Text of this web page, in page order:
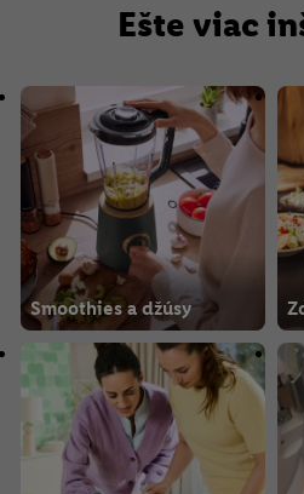
Ešte viac
Smoothies a džúsy